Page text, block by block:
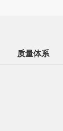
质量体系